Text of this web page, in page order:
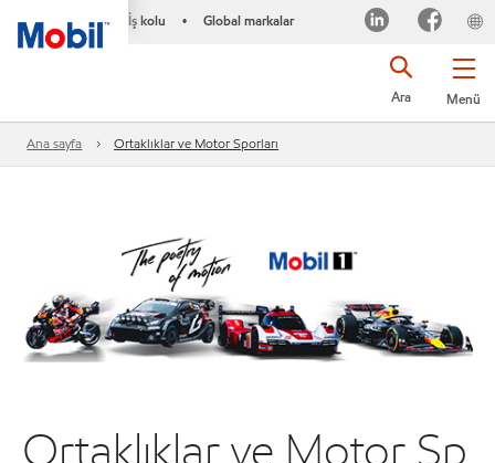
İş kolu • Global markalar
Menü
Ara
Ana sayfa Ortaklıklar ve Motor Sporları
Ortaklıklar ve Motor Sp